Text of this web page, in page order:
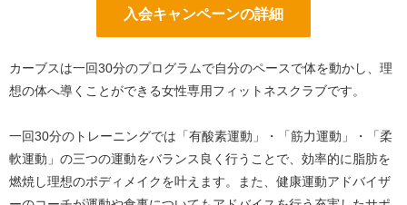
入会キャンペーンの詳細
カーブスは一回30分のプログラムで自分のペースで体を動かし、理
想の体へ導くことができる女性専用フィットネスクラブです。
一回30分のトレーニングでは「有酸素運動」・「筋力運動」・「柔
軟運動」の三つの運動をバランス良く行うことで、効率的に脂肪を
燃焼し理想のボディメイクを叶えます。また、健康運動アドバイザ